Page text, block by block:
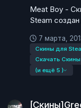
Meat Boy -
Steam
7 марта,
Скины для
Скачать
(и ещё 5 )